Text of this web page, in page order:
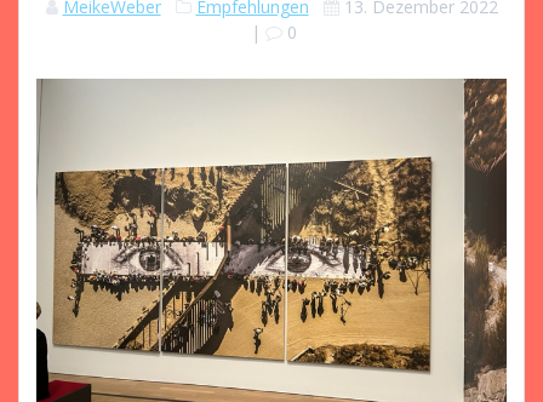
MeikeWeber Empfehlungen
13. Dezember 2022
|
0